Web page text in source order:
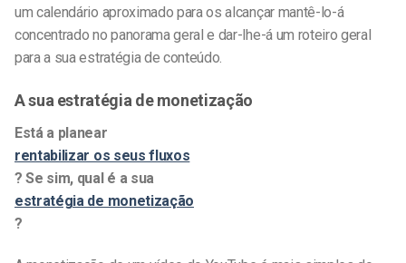
um calendário aproximado para os alcançar mantê-lo-á
concentrado no panorama geral e dar-lhe-á um roteiro geral
para a sua estratégia de conteúdo.
A sua estratégia de monetização
Está a planear
rentabilizar os seus fluxos
? Se sim, qual é a sua
estratégia de monetização
?